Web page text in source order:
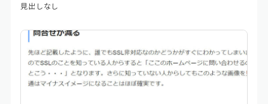
見出しなし